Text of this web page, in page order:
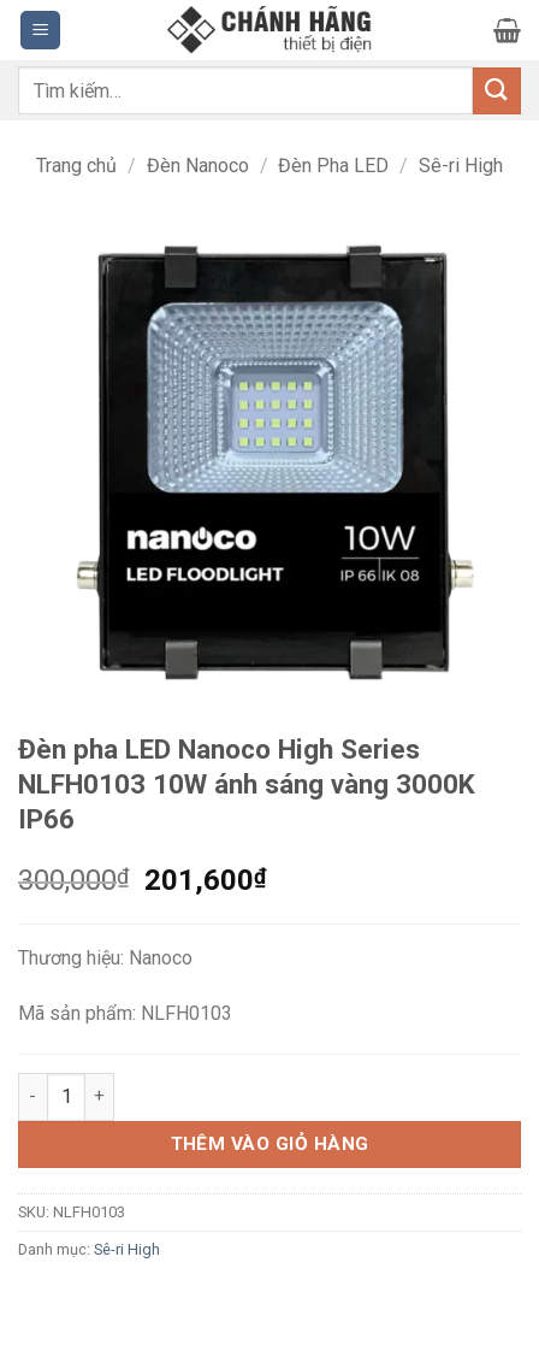
Bỏ
qua
nội
dung
Tìm
Trang chủ / Đèn Nanoco / Đèn Pha LED / Sê-ri High
Đèn pha LED Nanoco High Series
NLFH0103 10W ánh sáng vàng 3000K
IP66
300,000₫
Giá
300,000₫.
201,600₫Giá
Thương hiệu: Nanoco
Mã sản phẩm: NLFH0103
Đèn pha LED Nanoco High Series NLFH0103 10W ánh sáng
THÊM VÀO GIỎ HÀNG
SKU: NLFH0103
Danh mục: Sê-ri High